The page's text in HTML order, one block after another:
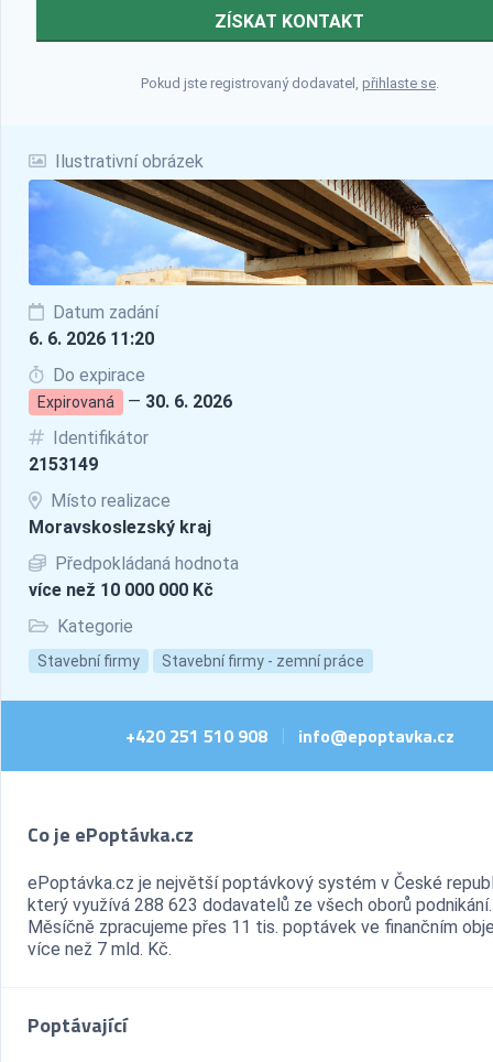
Ilustrativní obrázek
Datum zadání
6. 6. 2026 11:20
Do expirace
Expirovaná — 30. 6. 2026
Identifikátor
2153149
Místo realizace
Moravskoslezský kraj
Předpokládaná hodnota
více než 10 000 000 Kč
Kategorie
Stavební firmy Stavební firmy - zemní práce
ZÍSKAT KONTAKT
Pokud jste registrovaný dodavatel, přihlaste se.
+420 251 510 908 | info@epoptavka.cz
Co je ePoptávka.cz
ePoptávka.cz je největší poptávkový systém v České
který využívá 288 623 dodavatelů ze všech oborů podnikání.
Měsíčně zpracujeme přes 11 tis. poptávek ve finančním
více než 7 mld. Kč.
Poptávající